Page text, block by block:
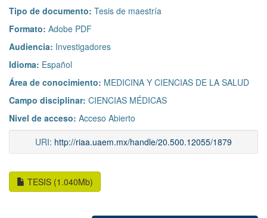
Tipo de documento: Tesis de maestría
Formato: Adobe PDF
Audiencia: Investigadores
Idioma: Español
Área de conocimiento: MEDICINA Y CIENCIAS DE LA SALUD
Campo disciplinar: CIENCIAS MÉDICAS
Nivel de acceso: Acceso Abierto
URI: http://riaa.uaem.mx/handle/20.500.12055/1879
TESIS (1.040Mb)